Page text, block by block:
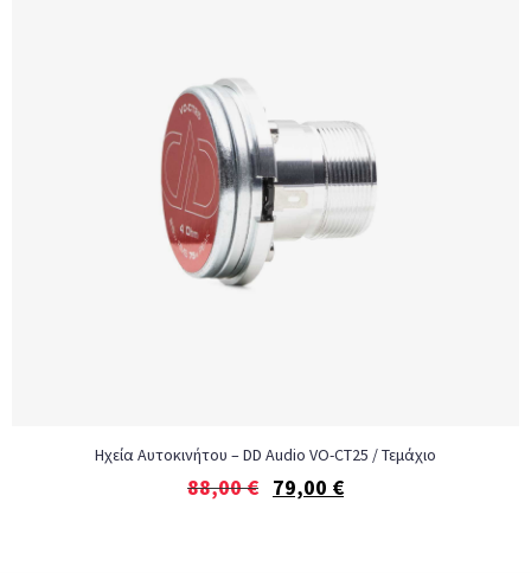
Ηχεία Αυτοκινήτου – DD Audio VO-CT25 / Τεμάχιο
88,00€ 79,00 €